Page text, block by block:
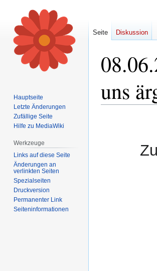
uns
Seite Diskussion
Hauptseite
Letzte Änderungen
Zufällige Seite
Hilfe zu MediaWiki
Werkzeuge
Links auf diese Seite
Änderungen an
verlinkten Seiten
Spezialseiten
Druckversion
Permanenter Link
Seiten­informationen